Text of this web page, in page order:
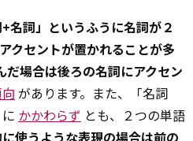
+名詞」というふうに名詞が２
クセントが置かれることが多
だ場合は後ろの名詞にアクセン
があります。また、「名詞
かかわらず とも、２つの単語
使うような表現の場合は前の